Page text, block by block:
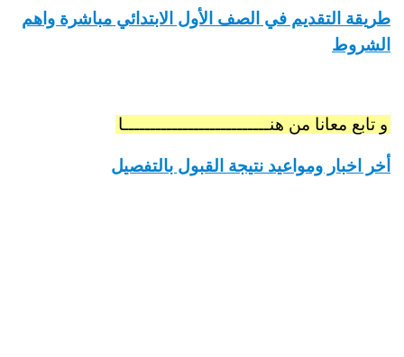
طريقة التقديم في الصف الأول الابتدائي مباشرة واهم
الشروط
و تابع معانا من هنـــــــــــــــــــــــــــا
أخر اخبار ومواعيد نتيجة القبول بالتفصيل